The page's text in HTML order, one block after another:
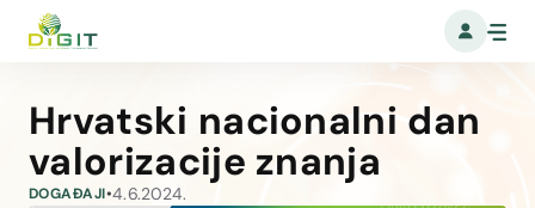
Hrvatski nacionalni dan
valorizacije znanja
DOGAĐAJI•4.6.2024.